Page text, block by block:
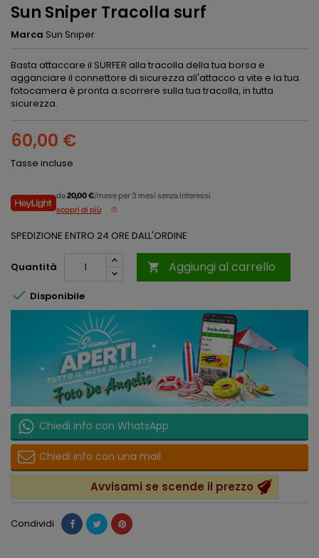
Sun Sniper Tracolla surf
Marca Sun Sniper
Basta attaccare il SURFER alla tracolla della tua borsa e
agganciare il connettore di sicurezza all'attacco a vite e la tua
fotocamera è pronta a scorrere sulla tua tracolla, in tutta
sicurezza.
60,00 €
Tasse incluse
da20,00 €/mese per 3 mesi senza interessi
scopri di più
SPEDIZIONE ENTRO 24 ORE DALL'ORDINE
Quantità  Aggiungi al carrello
 Disponibile
Chiedi info con WhatsApp
Chiedi info con una mail
Avvisami se scende il prezzo
Condividi